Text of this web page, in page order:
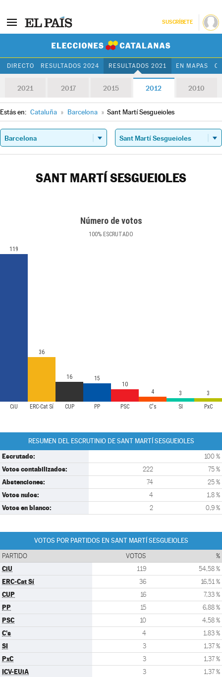
SUSCRÍBETE
DIRECTO RESULTADOS 2024 RESULTADOS 2021 EN MAPAS
2021 2017 2015 2012 2010
Estás en: Cataluña » Barcelona » Sant Martí Sesgueioles
SANT MARTÍ SESGUEIOLES
Número de votos
100% ESCRUTADO
CiU ERC-Cat Sí CUP PP PSC C's SI PxC
119
36
16
15
10
4
3 3
RESUMEN DEL ESCRUTINIO DE SANT MARTÍ SESGUEIOLES
Escrutado: 100 %
Votos contabilizados: 222 75 %
Abstenciones: 74 25 %
Votos nulos: 4 1,8 %
Votos en blanco: 2 0,9 %
VOTOS POR PARTIDOS EN SANT MARTÍ SESGUEIOLES
PARTIDO VOTOS %
CiU 119 54,58 %
ERC-Cat Sí 36 16,51 %
CUP 16 7,33 %
PP 15 6,88 %
PSC 10 4,58 %
C's 4 1,83 %
SI 3 1,37 %
PxC 3 1,37 %
ICV-EUiA 3 1,37 %